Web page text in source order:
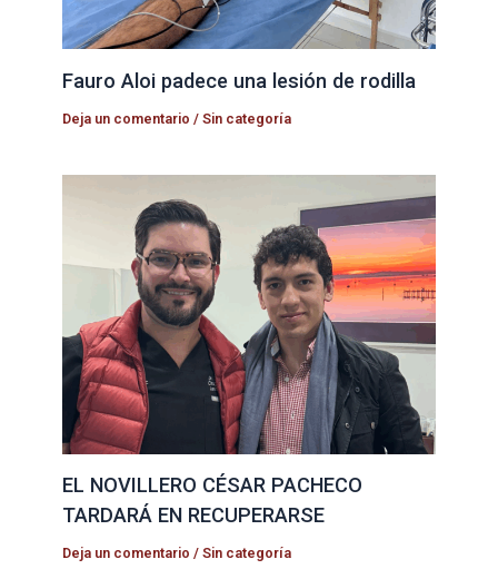
Fauro Aloi padece una lesión de rodilla
Deja un comentario /Sin categoría
EL NOVILLERO CÉSAR PACHECO
TARDARÁ EN RECUPERARSE
Deja un comentario /Sin categoría